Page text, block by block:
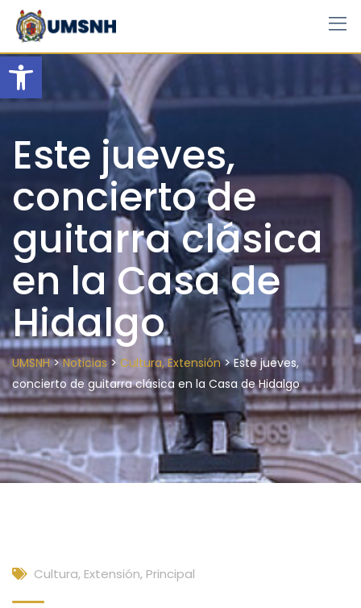
Open toolbar
Skip
content
Este jueves,
concierto de
guitarra clásica
en la Casa de
Hidalgo
UMSNH>Noticias> Cultura, Extensión>Este jueves,
concierto de guitarra clásica en la Casa de Hidalgo
Cultura, Extensión, Principal